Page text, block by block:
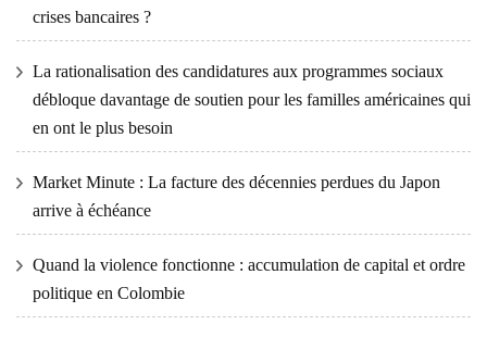
crises bancaires ?
La rationalisation des candidatures aux programmes sociaux
débloque davantage de soutien pour les familles américaines qui
en ont le plus besoin
Market Minute : La facture des décennies perdues du Japon
arrive à échéance
Quand la violence fonctionne : accumulation de capital et ordre
politique en Colombie